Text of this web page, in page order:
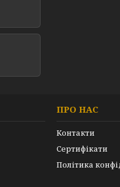
ПРО НАС
Контакти
Сертифікати
Політика